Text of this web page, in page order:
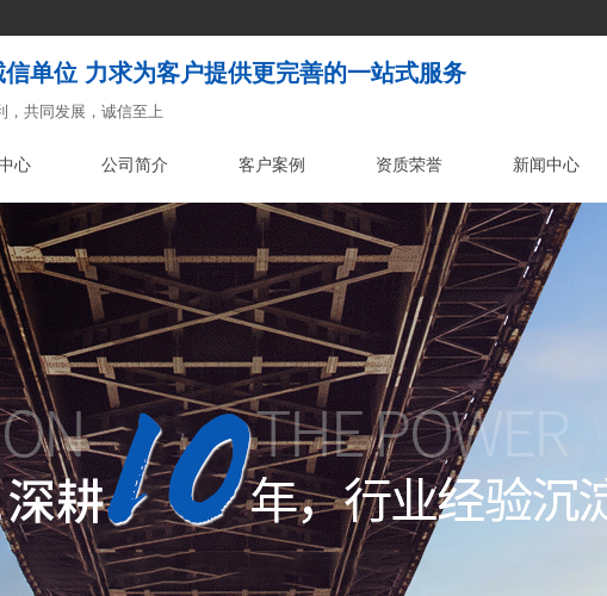
单位 力求为客户提供更完善的一站式服务
，共同发展，诚信至上
心 公司简介 客户案例 资质荣誉 新闻中心